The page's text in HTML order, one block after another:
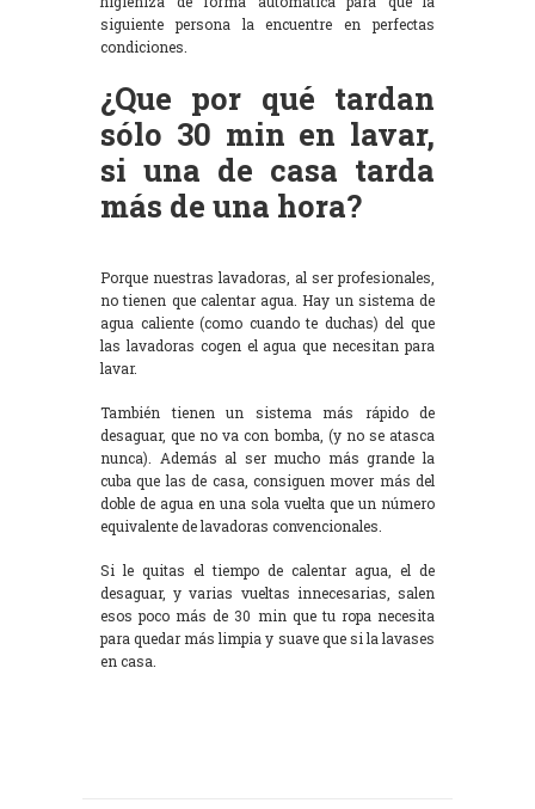
siguiente persona la encuentre en perfectas
condiciones.
¿Que por qué tardan
sólo 30 min en lavar,
si una de casa tarda
más de una hora?
Porque nuestras lavadoras, al ser profesionales,
no tienen que calentar agua. Hay un sistema de
agua caliente (como cuando te duchas) del que
las lavadoras cogen el agua que necesitan para
lavar.
También tienen un sistema más rápido de
desaguar, que no va con bomba, (y no se atasca
nunca). Además al ser mucho más grande la
cuba que las de casa, consiguen mover más del
doble de agua en una sola vuelta que un número
equivalente de lavadoras convencionales.
Si le quitas el tiempo de calentar agua, el de
desaguar, y varias vueltas innecesarias, salen
esos poco más de 30 min que tu ropa necesita
para quedar más limpia y suave que si la lavases
en casa.